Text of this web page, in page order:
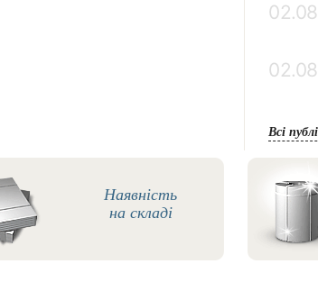
02.08
02.08
Всі
Наявність
на складі